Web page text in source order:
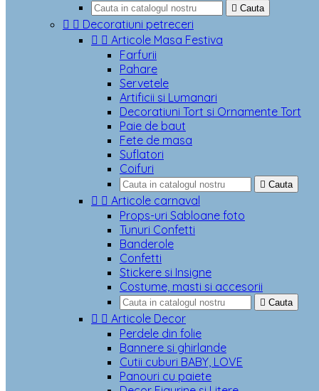
 Cauta
  Decoratiuni petreceri
  Articole Masa Festiva
Farfurii
Pahare
Servetele
Artificii si Lumanari
Decoratiuni Tort si Ornamente Tort
Paie de baut
Fete de masa
Suflatori
Coifuri
 Cauta
  Articole carnaval
Props-uri Sabloane foto
Tunuri Confetti
Banderole
Confetti
Stickere si Insigne
Costume, masti si accesorii
 Cauta
  Articole Decor
Perdele din folie
Bannere si ghirlande
Cutii cuburi BABY, LOVE
Panouri cu paiete